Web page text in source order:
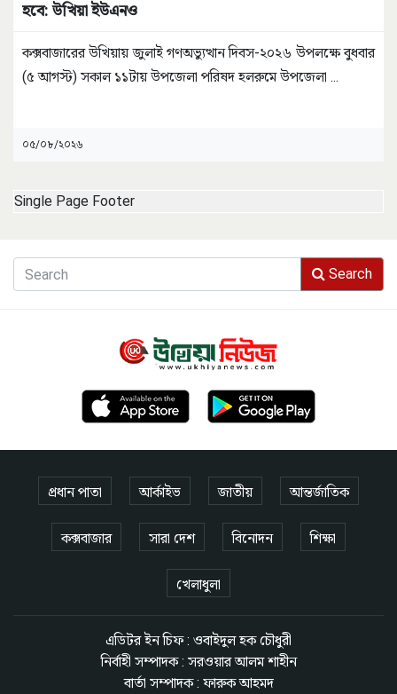
হবে: উখিয়া ইউএনও
কক্সবাজারের উখিয়ায় জুলাই গণঅভ্যুত্থান দিবস-২০২৬ উপলক্ষে বুধবার
(৫ আগস্ট) সকাল ১১টায় উপজেলা পরিষদ হলরুমে উপজেলা ...
০৫/০৮/২০২৬
Single Page Footer
Search
প্রধান পাতা আর্কাইভ জাতীয় আন্তর্জাতিক
কক্সবাজার সারা দেশ বিনোদন শিক্ষা
খেলাধুলা
এডিটর ইন চিফ : ওবাইদুল হক চৌধুরী
নির্বাহী সম্পাদক : সরওয়ার আলম শাহীন
বার্তা সম্পাদক : ফারুক আহমদ